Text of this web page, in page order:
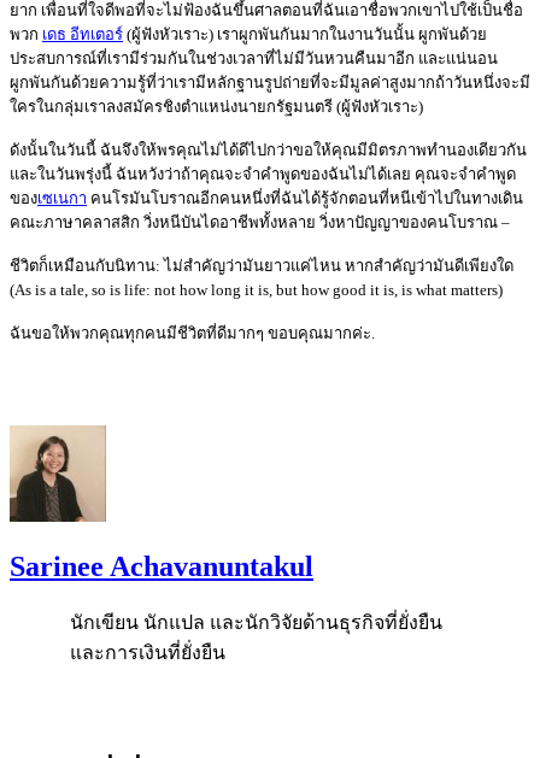
ยาก เพื่อนที่ใจดีพอที่จะไม่ฟ้องฉันขึ้นศาลตอนที่ฉันเอาชื่อพวกเขาไปใช้เป็นชื่อ
พวก เดธ อีทเตอร์ (ผู้ฟังหัวเราะ) เราผูกพันกันมากในงานวันนั้น ผูกพันด้วย
ประสบการณ์ที่เรามีร่วมกันในช่วงเวลาที่ไม่มีวันหวนคืนมาอีก และแน่นอน
ผูกพันกันด้วยความรู้ที่ว่าเรามีหลักฐานรูปถ่ายที่จะมีมูลค่าสูงมากถ้าวันหนึ่งจะมี
ใครในกลุ่มเราลงสมัครชิงตำแหน่งนายกรัฐมนตรี (ผู้ฟังหัวเราะ)
ดังนั้นในวันนี้ ฉันจึงให้พรคุณไม่ได้ดีไปกว่าขอให้คุณมีมิตรภาพทำนองเดียวกัน
และในวันพรุ่งนี้ ฉันหวังว่าถ้าคุณจะจำคำพูดของฉันไม่ได้เลย คุณจะจำคำพูด
ของเซเนกา คนโรมันโบราณอีกคนหนึ่งที่ฉันได้รู้จักตอนที่หนีเข้าไปในทางเดิน
คณะภาษาคลาสสิก วิ่งหนีบันไดอาชีพทั้งหลาย วิ่งหาปัญญาของคนโบราณ –
ชีวิตก็เหมือนกับนิทาน: ไม่สำคัญว่ามันยาวแค่ไหน หากสำคัญว่ามันดีเพียงใด
(As is a tale, so is life: not how long it is, but how good it is, is what matters)
ฉันขอให้พวกคุณทุกคนมีชีวิตที่ดีมากๆ ขอบคุณมากค่ะ.
Sarinee Achavanuntakul
นักเขียน นักแปล และนักวิจัยด้านธุรกิจที่ยั่งยืน
และการเงินที่ยั่งยืน